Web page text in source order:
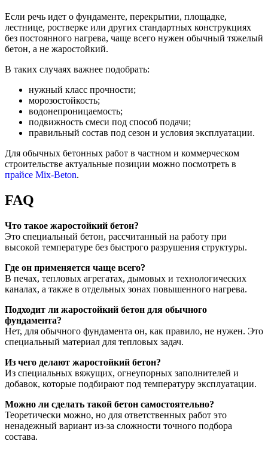
Если речь идет о фундаменте, перекрытии, площадке,
лестнице, ростверке или других стандартных конструкциях
без постоянного нагрева, чаще всего нужен обычный тяжелый
бетон, а не жаростойкий.
В таких случаях важнее подобрать:
нужный класс прочности;
морозостойкость;
водонепроницаемость;
подвижность смеси под способ подачи;
правильный состав под сезон и условия эксплуатации.
Для обычных бетонных работ в частном и коммерческом
строительстве актуальные позиции можно посмотреть в
прайсе Mix-Beton.
FAQ
Что такое жаростойкий бетон?
Это специальный бетон, рассчитанный на работу при
высокой температуре без быстрого разрушения структуры.
Где он применяется чаще всего?
В печах, тепловых агрегатах, дымовых и технологических
каналах, а также в отдельных зонах повышенного нагрева.
Подходит ли жаростойкий бетон для обычного
фундамента?
Нет, для обычного фундамента он, как правило, не нужен. Это
специальный материал для тепловых задач.
Из чего делают жаростойкий бетон?
Из специальных вяжущих, огнеупорных заполнителей и
добавок, которые подбирают под температуру эксплуатации.
Можно ли сделать такой бетон самостоятельно?
Теоретически можно, но для ответственных работ это
ненадежный вариант из-за сложности точного подбора
состава.